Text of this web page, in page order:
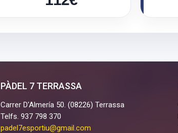
PÀDEL 7 TERRASSA
Carrer D'Almería 50. (08226) Terrassa
Telfs. 937 798 370
padel7esportiu@gmail.com